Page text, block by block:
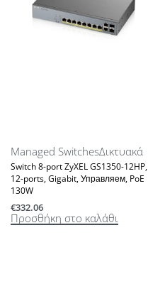
Managed SwitchesΔικτυακά
Switch 8-port ZyXEL GS1350-12HP,
12-ports, Gigabit, Управляем, PoE
130W
€332.06
Προσθήκη στο καλάθι